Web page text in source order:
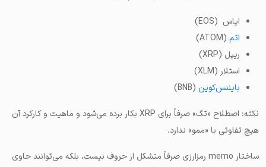
ایاس (EOS)
اتم (ATOM)
ریپل (XRP)
استلار (XLM)
بایننس‌کوین (BNB)
نکته: اصطلاح «تگ» صرفاً برای XRP بکار برده می‌شود و ماهیت و کارکرد آن
هیچ تفاوتی با «ممو» ندارد.
ساختار memo رمزارزی صرفاً متشکل از حروف نیست، بلکه می‌توانند حاوی